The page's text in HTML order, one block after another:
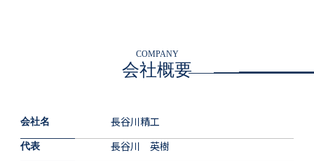
COMPANY
会社概要
会社名 長谷川精工
代表 長谷川 英樹